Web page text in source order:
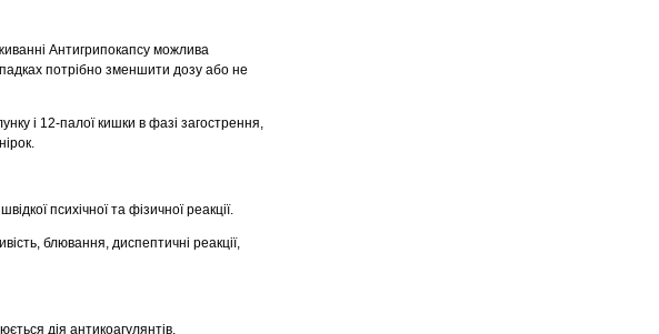
Антигрипокапсу можлива
потрібно зменшити дозу або не
і 12-палоï кишки в фазі загострення,
психічної та фізичної реакціï.
блювання, диспептичні реакціï,
дія антикоагулянтів,